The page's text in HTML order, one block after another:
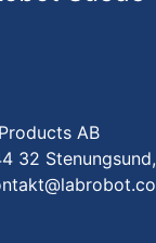
AB
32